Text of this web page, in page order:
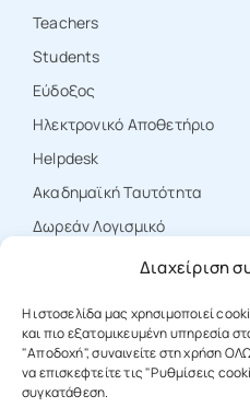
Διαχείριση
Η ιστοσελίδα μας χρησιμοποιεί
και πιο εξατομικευμένη υπηρεσία
"Αποδοχή", συναινείτε στη χρήση
να επισκεφτείτε τις "Ρυθμίσεις
συγκατάθεση.
Teachers
Students
Εύδοξος
Ηλεκτρονικό Αποθετήριο
Ηelpdesk
Ακαδημαϊκή Ταυτότητα
Δωρεάν Λογισμικό
ΕΠΙΚΟΙΝΩΝΙΑ
T: +30 25310 39000